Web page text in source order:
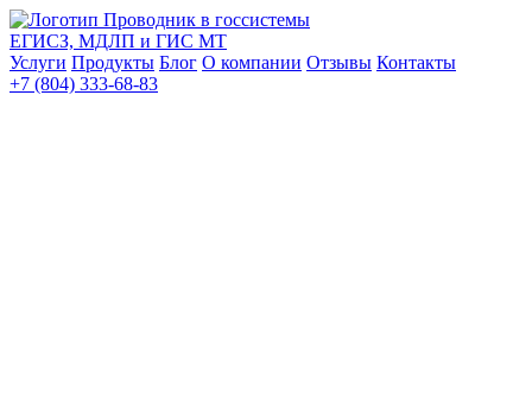
Проводник в госсистемы
ЕГИСЗ, МДЛП и ГИС МТ
Услуги Продукты Блог О компании Отзывы Контакты
+7 (804) 333-68-83